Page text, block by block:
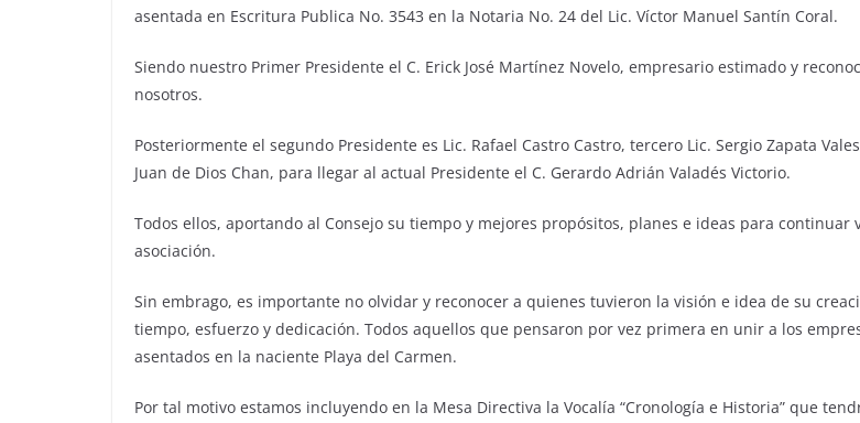
asentada en Escritura Publica No. 3543 en la Notaria No. 24 del Lic. Víctor Manuel Santín Coral.
Siendo nuestro Primer Presidente el C. Erick José Martínez Novelo, empresario estimado y
nosotros.
Posteriormente el segundo Presidente es Lic. Rafael Castro Castro, tercero Lic. Sergio Zapata
Juan de Dios Chan, para llegar al actual Presidente el C. Gerardo Adrián Valadés Victorio.
Todos ellos, aportando al Consejo su tiempo y mejores propósitos, planes e ideas para continuar
asociación.
Sin embrago, es importante no olvidar y reconocer a quienes tuvieron la visión e idea de su
tiempo, esfuerzo y dedicación. Todos aquellos que pensaron por vez primera en unir a los
asentados en la naciente Playa del Carmen.
Por tal motivo estamos incluyendo en la Mesa Directiva la Vocalía “Cronología e Historia” que